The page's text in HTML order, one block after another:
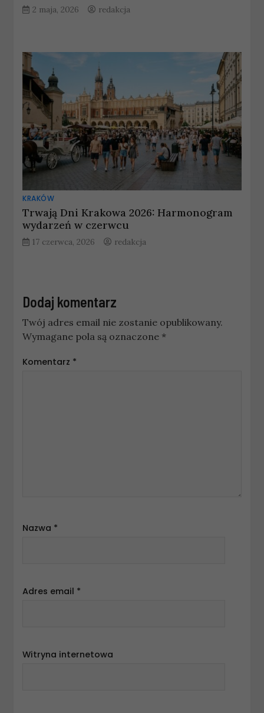
2 maja, 2026 redakcja
KRAKÓW
Trwają Dni Krakowa 2026: Harmonogram
wydarzeń w czerwcu
17 czerwca, 2026 redakcja
Dodaj komentarz
Twój adres email nie zostanie opublikowany.
Wymagane pola są oznaczone *
Komentarz *
Nazwa *
Adres email *
Witryna internetowa